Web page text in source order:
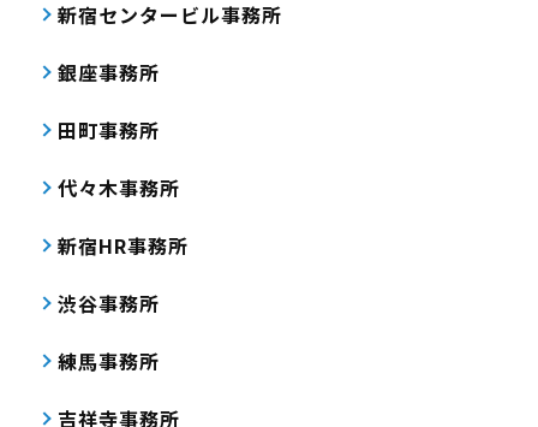
新宿センタービル事務所
銀座事務所
田町事務所
代々木事務所
新宿HR事務所
渋谷事務所
練馬事務所
吉祥寺事務所